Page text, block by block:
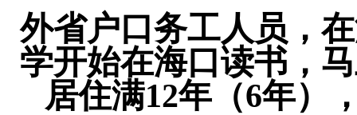
外省户口务工人员，
学开始在海口读书，
居住满12年（6年）